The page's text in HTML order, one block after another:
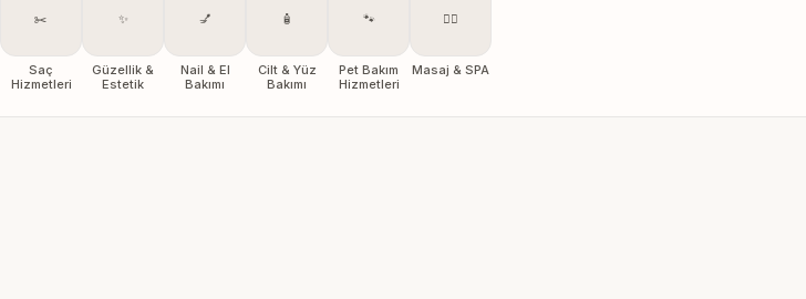
✂️
Saç
Hizmetleri
✨
Güzellik &
Estetik
💅
Nail & El
Bakımı
🧴
Cilt & Yüz
Bakımı
🐾
Pet Bakım
Hizmetleri
💆‍♀️
Masaj & SPA